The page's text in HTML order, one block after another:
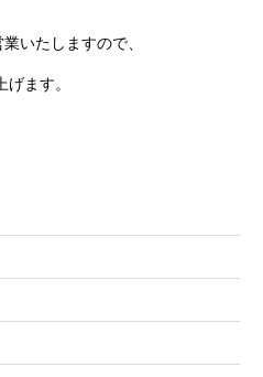
いたしますので、
ます。